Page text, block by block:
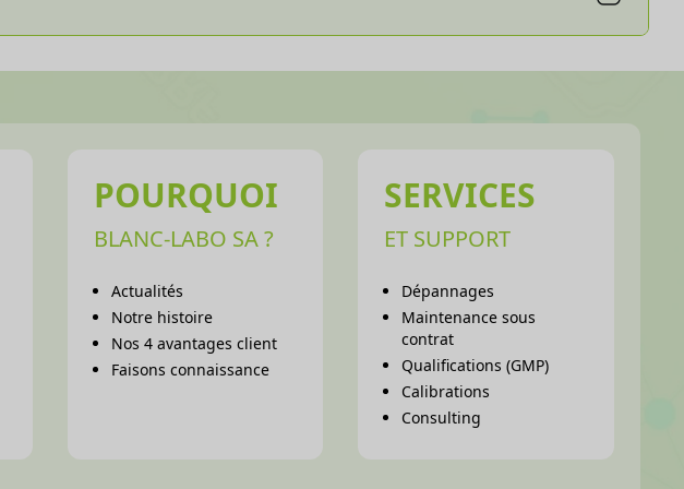
POURQUOI
BLANC-LABO SA ?
Actualités
Notre histoire
Nos 4 avantages client
Faisons connaissance
SERVICES
ET SUPPORT
Dépannages
Maintenance sous
contrat
Qualifications (GMP)
Calibrations
Consulting